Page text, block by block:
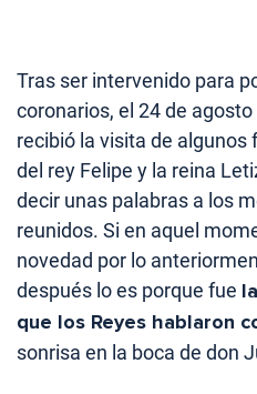
Tras ser intervenido para
coronarios, el 24 de
recibió la visita de
del rey Felipe y la reina
decir unas palabras a los
reunidos. Si en aquel
novedad por lo
después lo es porque fue
que los Reyes hablaron
sonrisa en la boca de don